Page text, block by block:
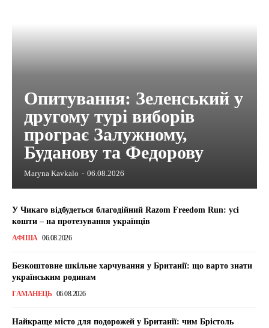
Опитування: Зеленський у
другому турі виборів
програє Залужному,
Буданову та Федорову
Maryna Kavkalo - 06.08.2026
У Чикаго відбудеться благодійний Razom Freedom Run: усі
кошти – на протезування українців
АФІША 06.08.2026
Безкоштовне шкільне харчування у Британії: що варто знати
українським родинам
ГАМАНЕЦЬ 06.08.2026
Найкраще місто для подорожей у Британії: чим Брістоль